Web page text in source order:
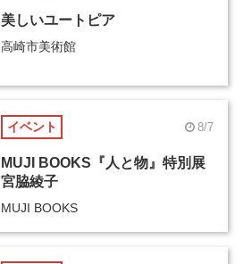
美しいユートピア
高崎市美術館
イベント 8/7
MUJI BOOKS『人と物』特別展
宮脇綾子
MUJI BOOKS